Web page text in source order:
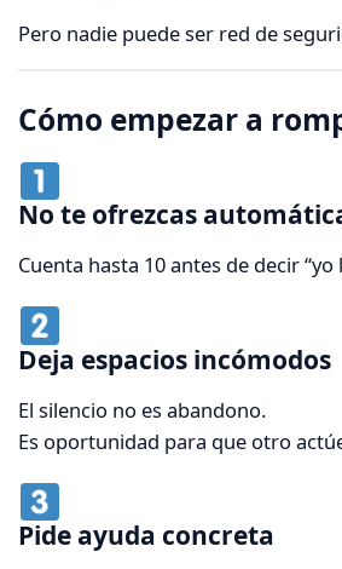
Pero nadie puede ser red de
Cómo empezar a
No te ofrezcas
Cuenta hasta 10 antes de decir “yo
Deja espacios incómodos
El silencio no es abandono.
Es oportunidad para que otro
Pide ayuda concreta